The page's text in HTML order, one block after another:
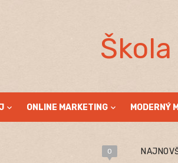
ONLINE MARKETING MODERNÝ
0